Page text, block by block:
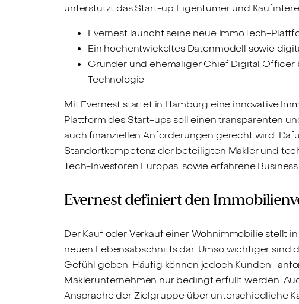
unterstützt das Start-up Eigentümer und
Evernest launcht seine neue ImmoTech-
Ein hochentwickeltes Datenmodell sowie
Gründer und ehemaliger Chief Digital Officer
Technologie
Mit Evernest startet in Hamburg eine innovative
Plattform des Start-ups soll einen transparenten
auch finanziellen Anforderungen gerecht wird.
Standortkompetenz der beteiligten Makler und
Tech-Investoren Europas, sowie erfahrene
Evernest definiert den
Der Kauf oder Verkauf einer Wohnimmobilie stellt
neuen Lebensabschnitts dar. Umso wichtiger sind
Gefühl geben. Häufig können jedoch Kunden-
Maklerunternehmen nur bedingt erfüllt werden.
Ansprache der Zielgruppe über unterschiedliche